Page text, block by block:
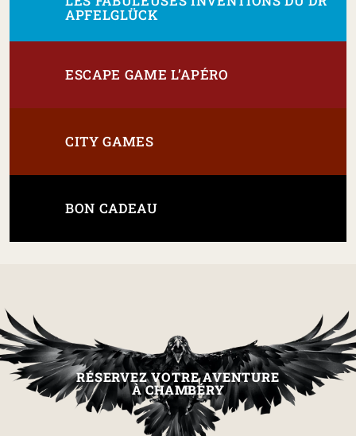
APFELGLÜCK
ESCAPE GAME L’APÉRO
CITY GAMES
BON CADEAU
RÉSERVEZ VOTRE AVENTURE
À CHAMBÉRY